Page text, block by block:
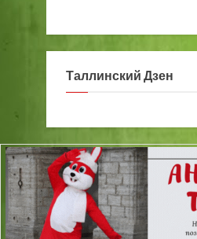
Таллинский Дзен